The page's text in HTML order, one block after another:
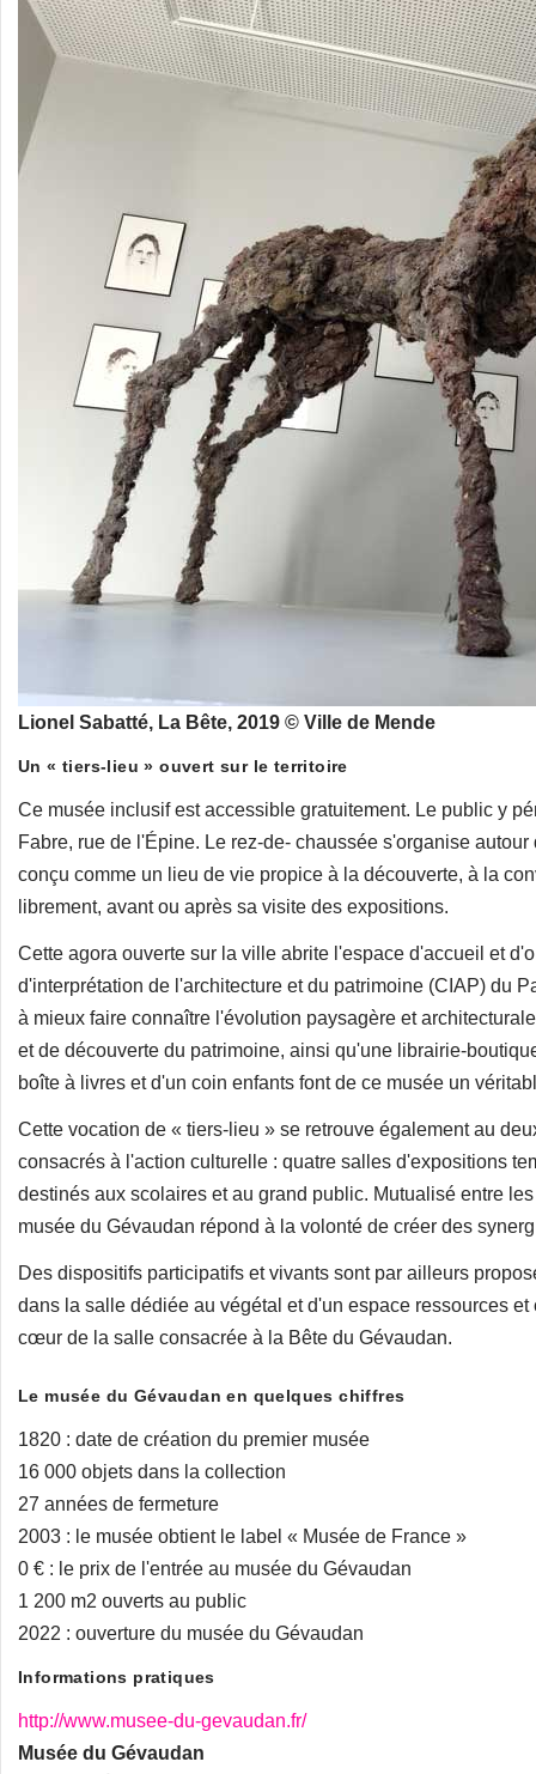
Lionel Sabatté, La Bête, 2019 © Ville de Mende
Un « tiers-lieu » ouvert sur le territoire
Ce musée inclusif est accessible gratuitement. Le public y
Fabre, rue de l'Épine. Le rez-de- chaussée s'organise
conçu comme un lieu de vie propice à la découverte, à la
librement, avant ou après sa visite des expositions.
Cette agora ouverte sur la ville abrite l'espace d'accueil et
d'interprétation de l'architecture et du patrimoine (CIAP) du
à mieux faire connaître l'évolution paysagère et
et de découverte du patrimoine, ainsi qu'une librairie-
boîte à livres et d'un coin enfants font de ce musée un
Cette vocation de « tiers-lieu » se retrouve également au
consacrés à l'action culturelle : quatre salles d'expositions
destinés aux scolaires et au grand public. Mutualisé entre
musée du Gévaudan répond à la volonté de créer des
Des dispositifs participatifs et vivants sont par ailleurs
dans la salle dédiée au végétal et d'un espace ressources
cœur de la salle consacrée à la Bête du Gévaudan.
Le musée du Gévaudan en quelques chiffres
1820 : date de création du premier musée
16 000 objets dans la collection
27 années de fermeture
2003 : le musée obtient le label « Musée de France »
0 € : le prix de l'entrée au musée du Gévaudan
1 200 m2 ouverts au public
2022 : ouverture du musée du Gévaudan
Informations pratiques
http://www.musee-du-gevaudan.fr/
Musée du Gévaudan